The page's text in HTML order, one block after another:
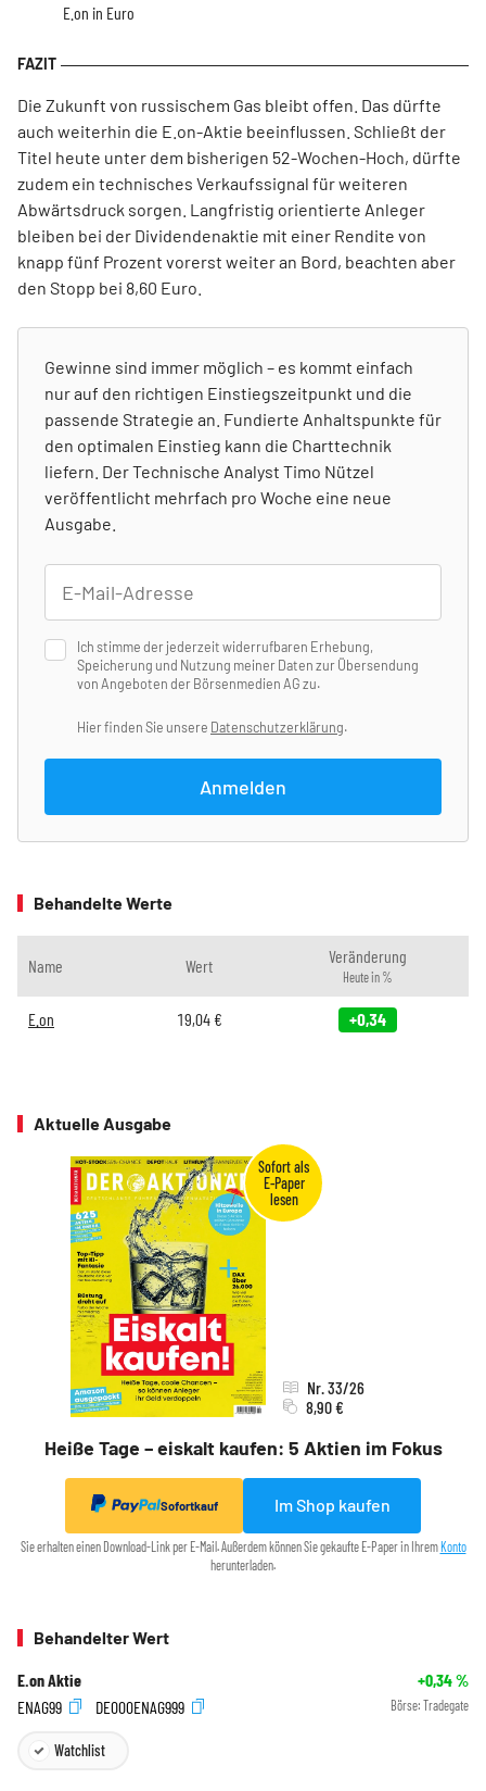
E.on in Euro
Die Zukunft von russischem Gas bleibt offen. Das dürfte
auch weiterhin die E.on-Aktie beeinflussen. Schließt der
Titel heute unter dem bisherigen 52-Wochen-Hoch, dürfte
zudem ein technisches Verkaufssignal für weiteren
Abwärtsdruck sorgen. Langfristig orientierte Anleger
bleiben bei der Dividendenaktie mit einer Rendite von
knapp fünf Prozent vorerst weiter an Bord, beachten aber
den Stopp bei 8,60 Euro.
Gewinne sind immer möglich – es kommt einfach
nur auf den richtigen Einstiegszeitpunkt und die
passende Strategie an. Fundierte Anhaltspunkte für
den optimalen Einstieg kann die Charttechnik
liefern. Der Technische Analyst Timo Nützel
veröffentlicht mehrfach pro Woche eine neue
Ausgabe.
Ich stimme der jederzeit widerrufbaren Erhebung,
Speicherung und Nutzung meiner Daten zur Übersendung
von Angeboten der Börsenmedien AG zu.
Hier finden Sie unsere Datenschutzerklärung.
Anmelden
Behandelte Werte
Name Wert Veränderung
Heute in %
E.on 19,04€ +0,34
Aktuelle Ausgabe
Heiße Tage – eiskalt kaufen: 5 Aktien im Fokus
Nr. 33/26
8,90 €
Sofortkauf Im Shop kaufen
Sie erhalten einen Download-Link per E-Mail. Außerdem können Sie gekaufte E-Paper in IhremKonto
herunterladen.
Behandelter Wert
E.on Aktie +0,34%
ENAG99
DE000ENAG999 Börse: Tradegate
Watchlist